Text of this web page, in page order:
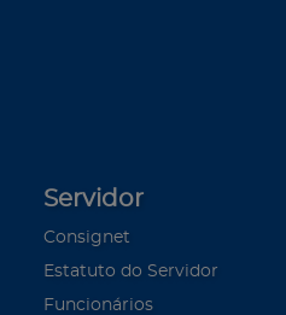
Servidor
Consignet
Estatuto do Servidor
Funcionários